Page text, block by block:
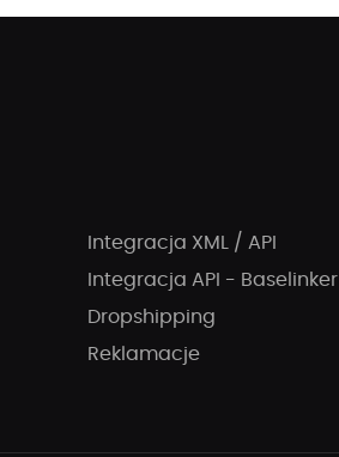
Integracja XML / API
Integracja API - Baselinker
Dropshipping
Reklamacje